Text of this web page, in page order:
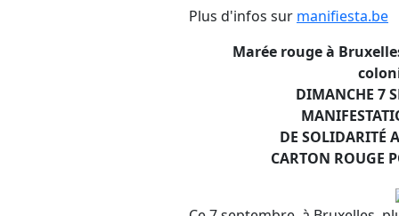
Plus d'infos sur manifiesta.be
Marée rouge à
DIMANCHE 7
DE SOLIDARITÉ
CARTON ROUGE